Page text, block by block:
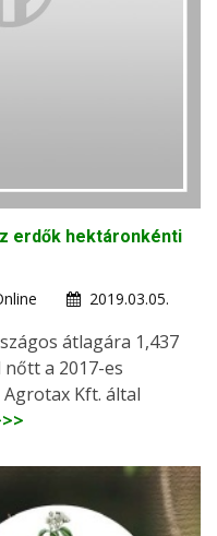
erdők hektáronkénti
2019.03.05.
átlagára 1,437
a 2017-es
Kft. által